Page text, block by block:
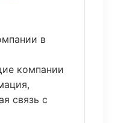
в
компании
связь с